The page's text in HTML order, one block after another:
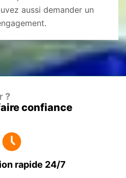
aussi demander un
?
confiance
rapide 24/7